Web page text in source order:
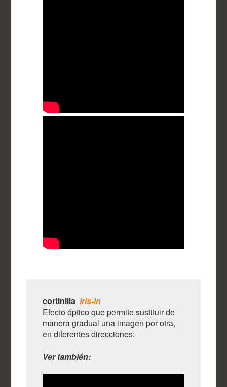
cortinilla iris-in
Efecto óptico que permite sustituir de
manera gradual una imagen por otra,
en diferentes direcciones.
Ver también: